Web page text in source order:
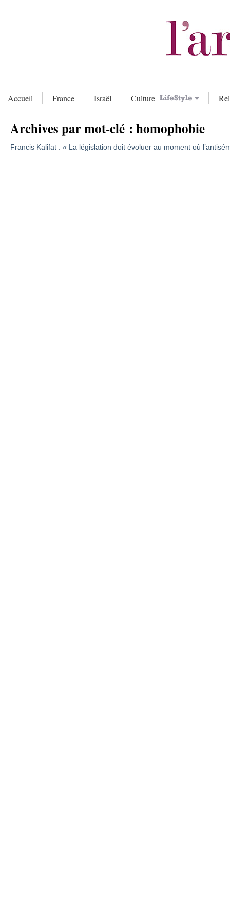
Accueil France Israël Culture
Archives par mot-clé :homophobie
Francis Kalifat : « La législation doit évoluer au moment où